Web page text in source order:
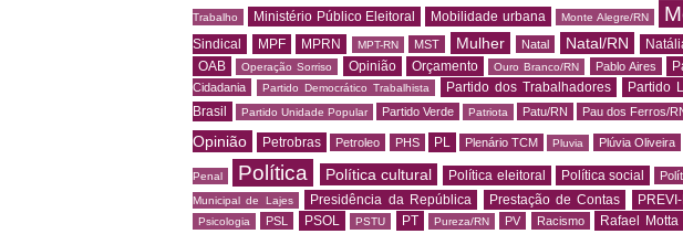
Trabalho Ministério Público Eleitoral Mobilidade urbana Monte Alegre/RN
Sindical
MPF MPRN MPT-RN MST Mulher Natal Natal/RN
OAB Operação Sorriso Opinião Orçamento Ouro Branco/RN Pablo Aires
Cidadania
Partido Democrático Trabalhista Partido dos Trabalhadores Partido
Brasil
Partido Unidade Popular Partido Verde Patriota Patu/RN Pau dos Ferros/
Opinião
Petrobras Petroleo PHS PL Plenário TCM Pluvia Plúvia Oliveira
Penal Política Política cultural Política eleitoral Política social
Municipal de Lajes
Presidência da República Prestação de Contas
Psicologia PSL PSOL PSTU PT Pureza/RN PV Racismo Rafael Motta